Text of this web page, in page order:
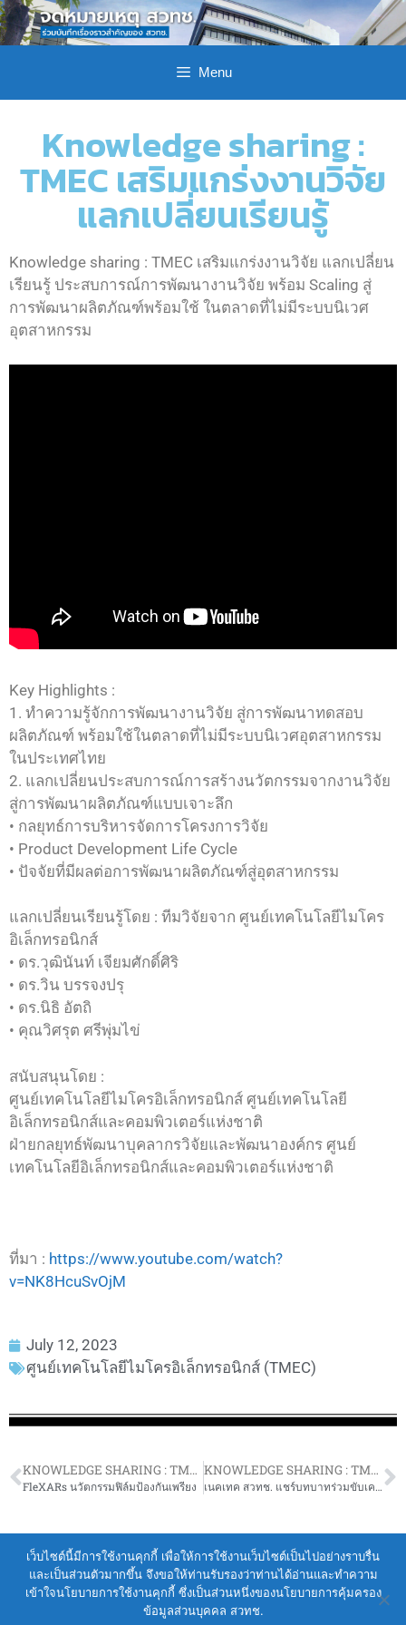
Menu
Knowledge sharing :
TMEC เสริมแกร่งงานวิจัย
แลกเปลี่ยนเรียนรู้
Knowledge sharing : TMEC เสริมแกร่งงานวิจัย แลกเปลี่ยน
เรียนรู้ ประสบการณ์การพัฒนางานวิจัย พร้อม Scaling สู่
การพัฒนาผลิตภัณฑ์พร้อมใช้ ในตลาดที่ไม่มีระบบนิเวศ
อุตสาหกรรม
Key Highlights :
1. ทำความรู้จักการพัฒนางานวิจัย สู่การพัฒนาทดสอบ
ผลิตภัณฑ์ พร้อมใช้ในตลาดที่ไม่มีระบบนิเวศอุตสาหกรรม
ในประเทศไทย
2. แลกเปลี่ยนประสบการณ์การสร้างนวัตกรรมจากงานวิจัย
สู่การพัฒนาผลิตภัณฑ์แบบเจาะลึก
• กลยุทธ์การบริหารจัดการโครงการวิจัย
• Product Development Life Cycle
• ปัจจัยที่มีผลต่อการพัฒนาผลิตภัณฑ์สู่อุตสาหกรรม
แลกเปลี่ยนเรียนรู้โดย : ทีมวิจัยจาก ศูนย์เทคโนโลยีไมโคร
อิเล็กทรอนิกส์
• ดร.วุฒินันท์ เจียมศักดิ์ศิริ
• ดร.วิน บรรจงปรุ
• ดร.นิธิ อัตถิ
• คุณวิศรุต ศรีพุ่มไข่
สนับสนุนโดย :
ศูนย์เทคโนโลยีไมโครอิเล็กทรอนิกส์ ศูนย์เทคโนโลยี
อิเล็กทรอนิกส์และคอมพิวเตอร์แห่งชาติ
ฝ่ายกลยุทธ์พัฒนาบุคลากรวิจัยและพัฒนาองค์กร ศูนย์
เทคโนโลยีอิเล็กทรอนิกส์และคอมพิวเตอร์แห่งชาติ
ที่มา : https://www.youtube.com/watch?
v=NK8HcuSvOjM
July 12, 2023
ศูนย์เทคโนโลยีไมโครอิเล็กทรอนิกส์ (TMEC)
KNOWLEDGE SHARING : TMEC เสริมแกร่งงานวิจัย แลกเปลี่ยนเรียนรู้
FleXARs นวัตกรรมฟิล์มป้องกันเพรียง
KNOWLEDGE SHARING : TMEC เสริมแกร่งงานวิจัย แลกเปลี่ยนเรียนรู้
เนคเทค สวทช. แชร์บทบาทร่วมขับเคลื่อนแผนปฏิบัติการด้านพัฒนาอุตสาหกรรมอิเล็กทรอนิกส์อัจฉริยะ
Terms of Service|Personal Data Protection Policy
2021 สำนักงานพัฒนาวิทยาศาสตร์และ
เทคโนโลยีแห่งชาติ (สวทช.)
เว็บไซต์นี้มีการใช้งานคุกกี้ เพื่อให้การใช้งานเว็บไซต์เป็นไปอย่างราบรื่น
และเป็นส่วนตัวมากขึ้น จึงขอให้ท่านรับรองว่าท่านได้อ่านและทำความ
เข้าใจนโยบายการใช้งานคุกกี้ ซึ่งเป็นส่วนหนึ่งของนโยบายการคุ้มครอง
ข้อมูลส่วนบุคคล สวทช.